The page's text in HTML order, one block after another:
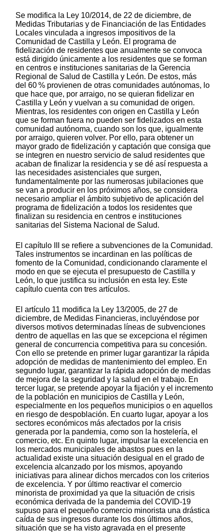
Se modifica la Ley 10/2014, de 22 de diciembre, de
Medidas Tributarias y de Financiación de las Entidades
Locales vinculada a ingresos impositivos de la
Comunidad de Castilla y León. El programa de
fidelización de residentes que anualmente se convoca
está dirigido únicamente a los residentes que se forman
en centros e instituciones sanitarias de la Gerencia
Regional de Salud de Castilla y León. De estos, más
del 60 % provienen de otras comunidades autónomas, lo
que hace que, por arraigo, no se quieran fidelizar en
Castilla y León y vuelvan a su comunidad de origen.
Mientras, los residentes con origen en Castilla y León
que se forman fuera no pueden ser fidelizados en esta
comunidad autónoma, cuando son los que, igualmente
por arraigo, quieren volver. Por ello, para obtener un
mayor grado de fidelización y captación que consiga que
se integren en nuestro servicio de salud residentes que
acaban de finalizar la residencia y se dé así respuesta a
las necesidades asistenciales que surgen,
fundamentalmente por las numerosas jubilaciones que
se van a producir en los próximos años, se considera
necesario ampliar el ámbito subjetivo de aplicación del
programa de fidelización a todos los residentes que
finalizan su residencia en centros e instituciones
sanitarias del Sistema Nacional de Salud.
El capítulo III se refiere a subvenciones de la Comunidad.
Tales instrumentos se incardinan en las políticas de
fomento de la Comunidad, condicionando claramente el
modo en que se ejecuta el presupuesto de Castilla y
León, lo que justifica su inclusión en esta ley. Este
capítulo cuenta con tres artículos.
El artículo 11 modifica la Ley 13/2005, de 27 de
diciembre, de Medidas Financieras, incluyéndose por
diversos motivos determinadas líneas de subvenciones
dentro de aquellas en las que se excepciona el régimen
general de concurrencia competitiva para su concesión.
Con ello se pretende en primer lugar garantizar la rápida
adopción de medidas de mantenimiento del empleo. En
segundo lugar, garantizar la rápida adopción de medidas
de mejora de la seguridad y la salud en el trabajo. En
tercer lugar, se pretende apoyar la fijación y el incremento
de la población en municipios de Castilla y León,
especialmente en los pequeños municipios o en aquellos
en riesgo de despoblación. En cuarto lugar, apoyar a los
sectores económicos más afectados por la crisis
generada por la pandemia, como son la hostelería, el
comercio, etc. En quinto lugar, impulsar la excelencia en
los mercados municipales de abastos pues en la
actualidad existe una situación desigual en el grado de
excelencia alcanzado por los mismos, apoyando
iniciativas para alinear dichos mercados con los criterios
de excelencia. Y por último reactivar el comercio
minorista de proximidad ya que la situación de crisis
económica derivada de la pandemia del COVID-19
supuso para el pequeño comercio minorista una drástica
caída de sus ingresos durante los dos últimos años,
situación que se ha visto agravada en el presente